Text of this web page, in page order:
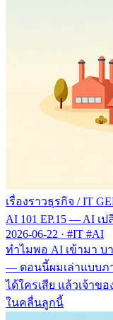
เรื่องราวธุรกิจ / IT
AI 101 EP.15 — AI เ
2026-06-22 · #IT #AI
ทำไมพอ AI เข้ามา บ
— ตอนนี้ผมเล่าแบบภ
ได้ใครเสีย แล้วเจ้าข
ในคลื่นลูกนี้